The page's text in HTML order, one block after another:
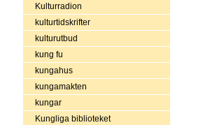
Kulturradion
kulturtidskrifter
kulturutbud
kung fu
kungahus
kungamakten
kungar
Kungliga biblioteket